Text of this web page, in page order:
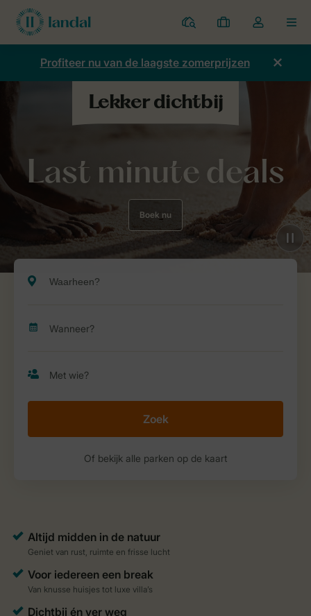
Parken
Mijn
boekingen
Open
de
dropdown
Profiteer nu van de laagste zomerprijzen
Last minute deals
Boek nu
Zoek
Of bekijk alle parken op de kaart